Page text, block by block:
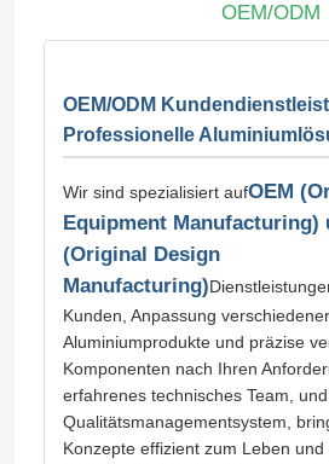
OEM/ODM
OEM/ODM
Professionelle
Wir sind spezialisiert aufOEM
Equipment Manufacturing)
(Original Design
Manufacturing)
Kunden, Anpassung
Aluminiumprodukte und präzise
Komponenten nach Ihren
erfahrenes technisches Team,
Qualitätsmanagementsystem,
Konzepte effizient zum Leben